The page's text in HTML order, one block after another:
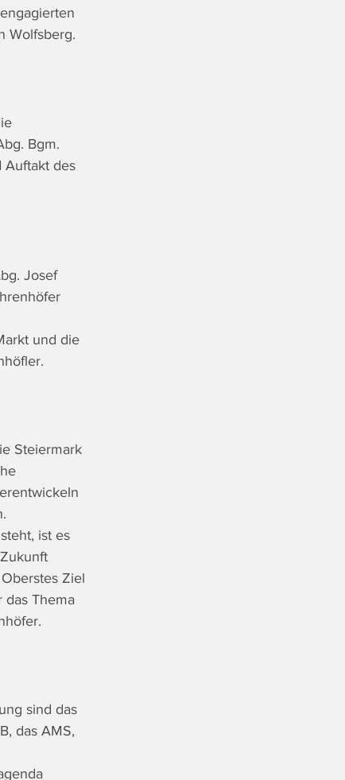
Wolfsberg.
Bgm.
Auftakt des
Josef
und die
Steiermark
ist es
Ziel
das Thema
sind das
das AMS,